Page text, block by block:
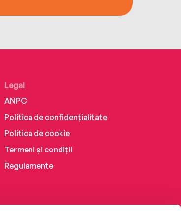
Legal
ANPC
Politica de confidențialitate
Politica de cookie
Termeni și condiții
Regulamente